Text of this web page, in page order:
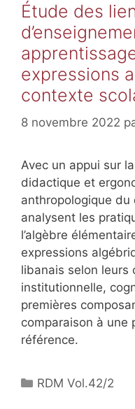
Étude des
expressions
contexte
8 novembre 2022
Avec un appui sur
didactique et
anthropologique
analysent les
l’algèbre
expressions
libanais selon leurs
institutionnelle,
premières
comparaison à une
référence.
RDM Vol.42/2